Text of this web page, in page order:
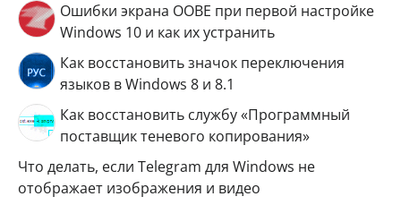
Ошибки экрана OOBE при первой настройке
Windows 10 и как их устранить
Как восстановить значок переключения
языков в Windows 8 и 8.1
Как восстановить службу «Программный
поставщик теневого копирования»
Что делать, если Telegram для Windows не
отображает изображения и видео